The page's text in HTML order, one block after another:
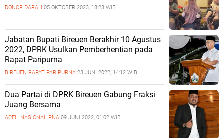
DONOR DARAH 05 OKTOBER 2023, 18:23 WIB
Jabatan Bupati Bireuen Berakhir 10 Agustus
2022, DPRK Usulkan Pemberhentian pada
Rapat Paripurna
BIREUEN RAPAT PARIPURNA 23 JUNI 2022, 14:12 WIB
Dua Partai di DPRK Bireuen Gabung Fraksi
Juang Bersama
ACEH NASIONAL PNA 09 JUNI 2022, 01:02 WIB